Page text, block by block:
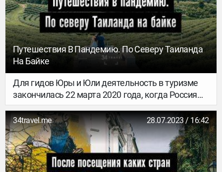
Путешествия В Пандемию. По Северу Таиланда
На Байке
Для гидов Юры и Юли деятельность в туризме
закончилась 22 марта 2020 года, когда Россия
приостановила полеты в Таиланд, где ребята и
работали. Но когда после месяца локдауна на
Пхукете случилось долгожданное открытие
границ между провинциями страны,
путешественники сразу решили отправиться в
путь – по северу Таиланда на мотоцикле. Как
34travel.me 28.07.2023 / 16:42